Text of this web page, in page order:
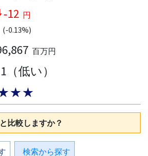
-12 円
(-0.13%)
百万円
1（低い）
比較しますか？
検索から探す